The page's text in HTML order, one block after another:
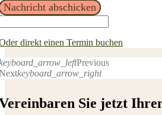
Nachricht abschicken
direkt einen Termin buchen
Previous
keyboard_arrow_right
Sie jetzt